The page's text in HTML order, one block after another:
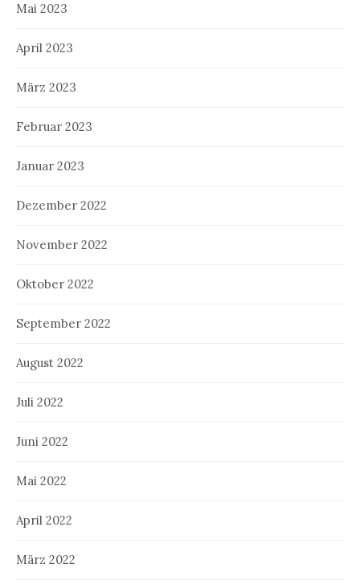
Mai 2023
April 2023
März 2023
Februar 2023
Januar 2023
Dezember 2022
November 2022
Oktober 2022
September 2022
August 2022
Juli 2022
Juni 2022
Mai 2022
April 2022
März 2022